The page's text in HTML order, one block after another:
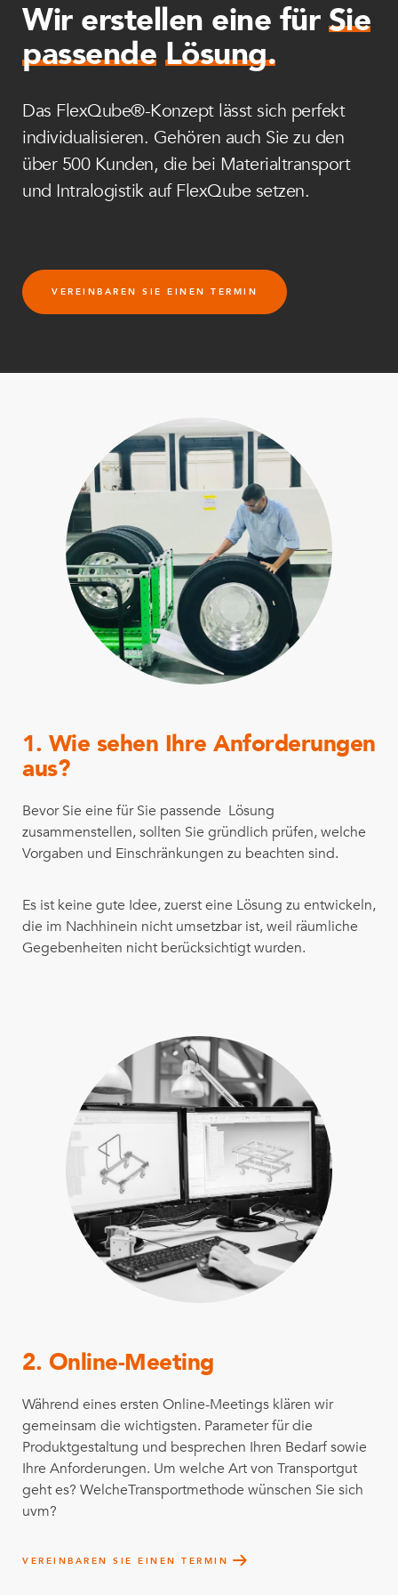
Wir erstellen eine fürSie
passende Lösung.
Das FlexQube®-Konzept lässt sich perfekt
individualisieren. Gehören auch Sie zu den
über 500 Kunden, die bei Materialtransport
und Intralogistik auf FlexQube setzen.
VEREINBAREN SIE EINEN TERMIN
1. Wie sehen Ihre Anforderungen
aus?
Bevor Sie eine für Sie passende Lösung
zusammenstellen, sollten Sie gründlich prüfen, welche
Vorgaben und Einschränkungen zu beachten sind.
Es ist keine gute Idee, zuerst eine Lösung zu entwickeln,
die im Nachhinein nicht umsetzbar ist, weil räumliche
Gegebenheiten nicht berücksichtigt wurden.
2. Online-Meeting
Während eines ersten Online-Meetings klären wir
gemeinsam die wichtigsten. Parameter für die
Produktgestaltung und besprechen Ihren Bedarf sowie
Ihre Anforderungen. Um welche Art von Transportgut
geht es? WelcheTransportmethode wünschen Sie sich
uvm?
VEREINBAREN SIE EINEN TERMIN